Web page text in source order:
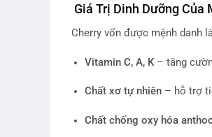
Giá Trị Dinh Dưỡng Của
Cherry vốn được mệnh danh
Vitamin C, A, K– tăng
Chất xơ tự nhiên– hỗ trợ
Chất chống oxy hóa